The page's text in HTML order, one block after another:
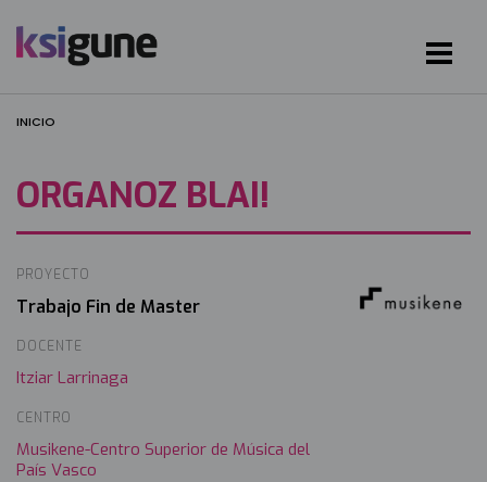
INICIO
ORGANOZ BLAI!
PROYECTO
Trabajo Fin de Master
DOCENTE
Itziar Larrinaga
CENTRO
Musikene-Centro Superior de Música del
País Vasco